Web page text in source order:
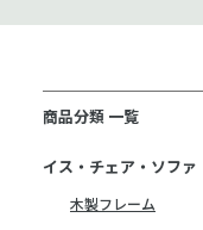
商品分類 一覧
イス・チェア・ソファ
木製フレーム